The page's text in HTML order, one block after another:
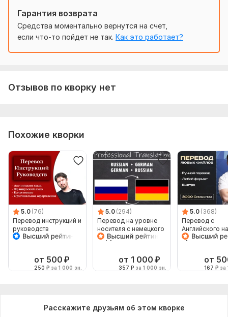
Гарантия возврата
Средства моментально вернутся на счет,
если что-то пойдет не так. Как это работает?
Отзывов по кворку нет
Похожие кворки
5.0 (76)
Перевод инструкций и
руководств
от 500 ₽
250 ₽ за 1 000 зн.
5.0 (294)
Перевод на уровне
носителя с немецкого
на русский язык и
от 1 000 ₽
357 ₽ за 1 000 зн.
5.0 (368)
Перевод с
Английского на
Русский и
от
167 ₽ за
Расскажите друзьям об этом кворке